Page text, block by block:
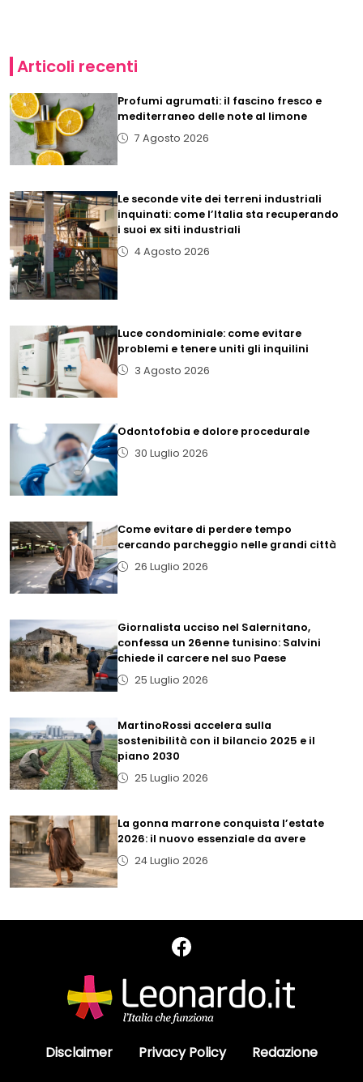
Articoli recenti
Profumi agrumati: il fascino fresco e
mediterraneo delle note al limone
7 Agosto 2026
Le seconde vite dei terreni industriali
inquinati: come l’Italia sta recuperando
i suoi ex siti industriali
4 Agosto 2026
Luce condominiale: come evitare
problemi e tenere uniti gli inquilini
3 Agosto 2026
Odontofobia e dolore procedurale
30 Luglio 2026
Come evitare di perdere tempo
cercando parcheggio nelle grandi città
26 Luglio 2026
Giornalista ucciso nel Salernitano,
confessa un 26enne tunisino: Salvini
chiede il carcere nel suo Paese
25 Luglio 2026
MartinoRossi accelera sulla
sostenibilità con il bilancio 2025 e il
piano 2030
25 Luglio 2026
La gonna marrone conquista l’estate
2026: il nuovo essenziale da avere
24 Luglio 2026
Disclaimer Privacy Policy Redazione